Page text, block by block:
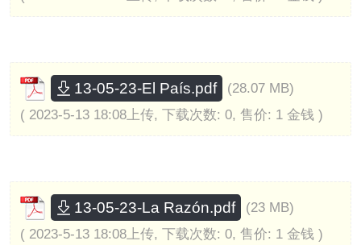
13-05-23-El País.pdf
(28.07 MB)
( 2023-5-13 18:08上传, 下载次数: 0, 售价: 1 金钱 )
13-05-23-La Razón.pdf
(23 MB)
( 2023-5-13 18:08上传, 下载次数: 0, 售价: 1 金钱 )